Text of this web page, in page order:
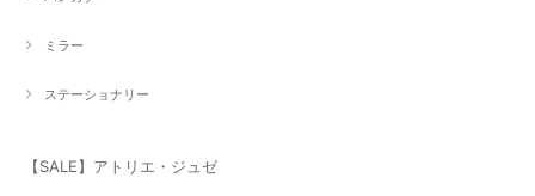
ミラー
ステーショナリー
【SALE】アトリエ・ジュゼ